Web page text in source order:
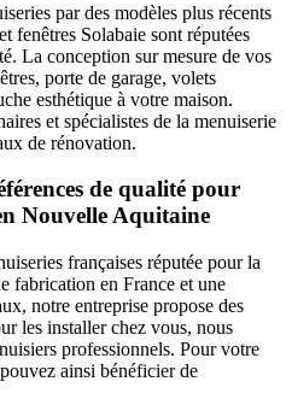
par des modèles plus récents
fenêtres Solabaie sont réputées
La conception sur mesure de vos
porte de garage, volets
esthétique à votre maison.
et spécialistes de la menuiserie
de rénovation.
de qualité pour
Nouvelle Aquitaine
françaises réputée pour la
fabrication en France et une
notre entreprise propose des
les installer chez vous, nous
professionnels. Pour votre
ainsi bénéficier de